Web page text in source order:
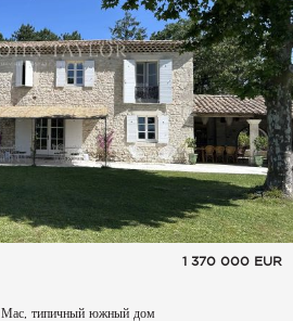
1 370 000 EUR
Мас, типичный южный дом